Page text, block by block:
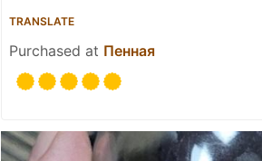
TRANSLATE
Purchased at Пенная